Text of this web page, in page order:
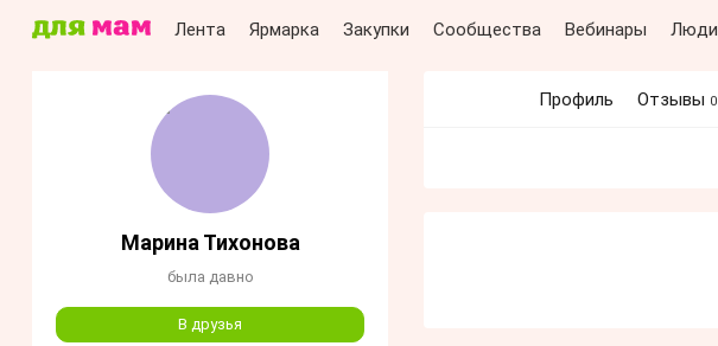
Лента Ярмарка Закупки Сообщества Вебинары Люди
Марина Тихонова
была давно
В друзья
Профиль Отзывы 0